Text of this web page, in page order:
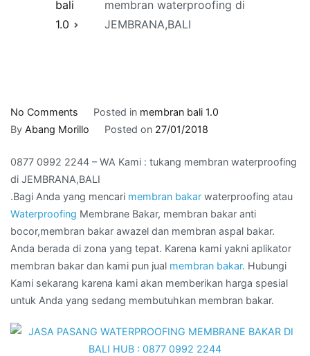
bali
1.0
membran waterproofing di
JEMBRANA,BALI
No Comments
0877
2244
–
WA
Kami
:
tukang
membran
waterproofing
di
Posted in membran bali 1.0
By Abang Morillo Posted on 27/01/2018
0877 0992 2244 – WA Kami : tukang membran waterproofing
di JEMBRANA,BALI
.Bagi Anda yang mencari membran bakar waterproofing atau
Waterproofing Membrane Bakar, membran bakar anti
bocor,membran bakar awazel dan membran aspal bakar.
Anda berada di zona yang tepat. Karena kami yakni aplikator
membran bakar dan kami pun jual membran bakar. Hubungi
Kami sekarang karena kami akan memberikan harga spesial
untuk Anda yang sedang membutuhkan membran bakar.